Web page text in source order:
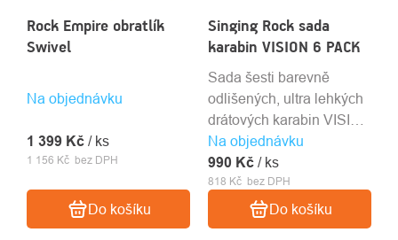
Rock Empire obratlík
Swivel
Na objednávku
1 156 Kč bez DPH
1 399 Kč / ks
Do košíku
Singing Rock sada
karabin VISION 6 PACK
Na objednávku
818 Kč bez DPH
990 Kč / ks
Do košíku
Sada šesti barevně
odlišených, ultra lehkých
drátových karabin VISION
/ 25 kN / 33 g